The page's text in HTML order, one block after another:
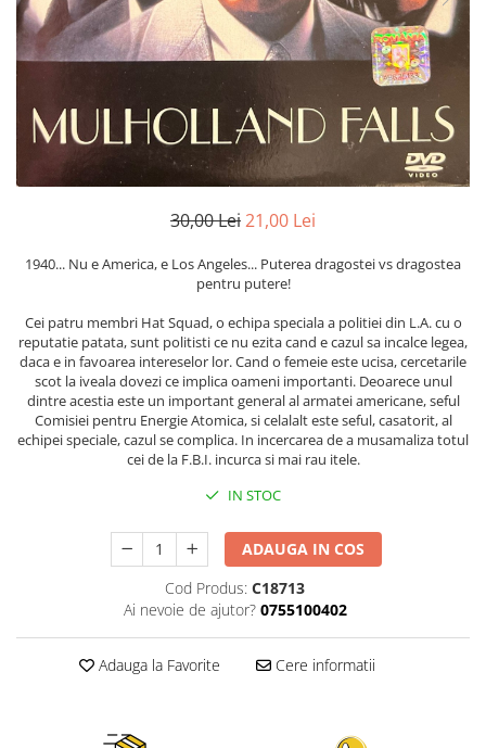
Viniluri Românești
Colecția Electrecord
30,00 Lei21,00 Lei
1940... Nu e America, e Los Angeles... Puterea dragostei vs dragostea
pentru putere!
Cei patru membri Hat Squad, o echipa speciala a politiei din L.A. cu o
reputatie patata, sunt politisti ce nu ezita cand e cazul sa incalce legea,
daca e in favoarea intereselor lor. Cand o femeie este ucisa, cercetarile
scot la iveala dovezi ce implica oameni importanti. Deoarece unul
dintre acestia este un important general al armatei americane, seful
Comisiei pentru Energie Atomica, si celalalt este seful, casatorit, al
echipei speciale, cazul se complica. In incercarea de a musamaliza totul
cei de la F.B.I. incurca si mai rau itele.
IN STOC
ADAUGA IN COS
Cod Produs: C18713
Ai nevoie de ajutor? 0755100402
Adauga la Favorite Cere informatii